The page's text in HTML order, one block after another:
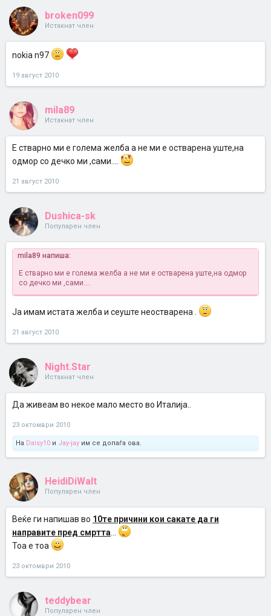
broken099
Истакнат член
nokia n97
19 август 2010
mila89
Истакнат член
Е стварно ми е голема желба а не ми е остварена уште,на
одмор со дечко ми ,сами....
21 август 2010
Dushica-sk
Популарен член
mila89 напиша:
Е стварно ми е голема желба а не ми е остварена уште,на одмор
со дечко ми ,сами....
Ја имам истата желба и сеуште неостварена .
21 август 2010
Night.Star
Истакнат член
Да живеам во некое мало место во Италија..
23 октомври 2010
На Daisy10 и Jay-jay им се допаѓа ова.
HeidiDiWalt
Популарен член
Веќе ги напишав во 10те причини кои сакате да ги
направите пред смртта
Тоа е тоа
23 октомври 2010
teddybear
Популарен член